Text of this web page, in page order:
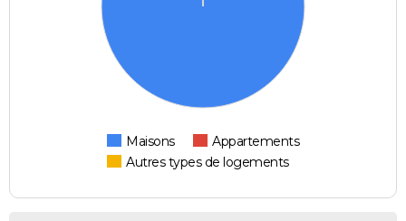
Maisons
Appartements
Autres types de logements